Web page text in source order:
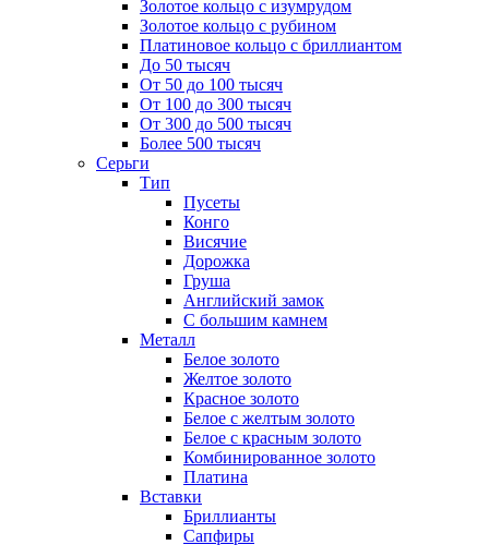
Золотое кольцо с изумрудом
Золотое кольцо с рубином
Платиновое кольцо с бриллиантом
До 50 тысяч
От 50 до 100 тысяч
От 100 до 300 тысяч
От 300 до 500 тысяч
Более 500 тысяч
Серьги
Тип
Пусеты
Конго
Висячие
Дорожка
Груша
Английский замок
С большим камнем
Металл
Белое золото
Желтое золото
Красное золото
Белое с желтым золото
Белое с красным золото
Комбинированное золото
Платина
Вставки
Бриллианты
Сапфиры